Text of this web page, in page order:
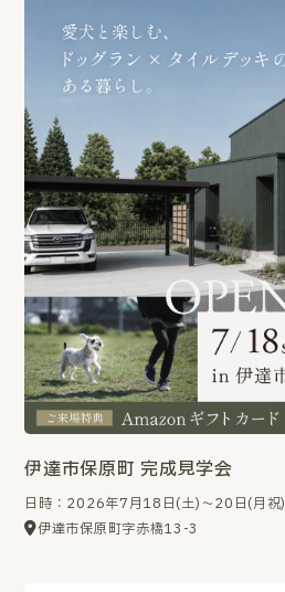
伊達市保原町 完成見学会
日時：2026年7月18日(土)～20日(月祝)
伊達市保原町字赤橋13-3